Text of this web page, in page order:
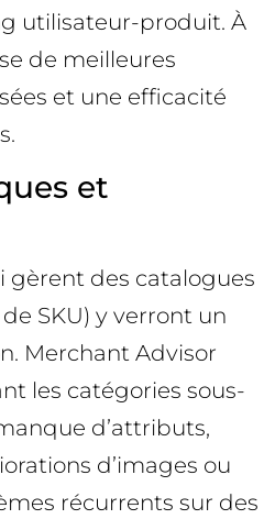
utilisateur-produit. À
de meilleures
et une efficacité
et
gèrent des catalogues
SKU) y verront un
Merchant Advisor
les catégories sous-
d’attributs,
d’images ou
récurrents sur des